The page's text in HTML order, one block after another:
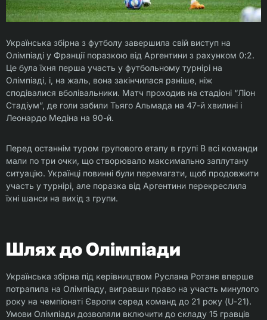
Українська збірна з футболу завершила свій виступ на
Олімпіаді у Франції поразкою від Аргентини з рахунком 0:2.
Це була їхня перша участь у футбольному турнірі на
Олімпіаді, і, на жаль, вона закінчилася раніше, ніж
сподівалися вболівальники. Матч проходив на стадіоні “Ліон
Стадіум”, де голи забили Тьяго Альмада на 47-й хвилині і
Леонардо Медіна на 90-й.
Перед останнім туром групового етапу в групі В всі команди
мали по три очки, що створювало максимально заплутану
ситуацію. Українці повинні були перемагати, щоб продовжити
участь у турнірі, але поразка від Аргентини перекреслила
їхні шанси на вихід з групи.
Шлях до Олімпіади
Українська збірна під керівництвом Руслана Ротаня вперше
потрапила на Олімпіаду, вигравши право на участь минулого
року на чемпіонаті Європи серед команд до 21 року (U-21).
Умови Олімпіади дозволяли включити до складу 15 гравців